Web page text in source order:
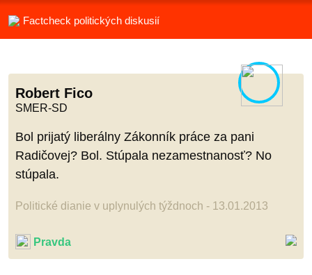
Factcheck politických diskusií
Robert Fico
SMER-SD
Bol prijatý liberálny Zákonník práce za pani
Radičovej? Bol. Stúpala nezamestnanosť? No
stúpala.
Politické dianie v uplynulých týždnoch - 13.01.2013
Pravda